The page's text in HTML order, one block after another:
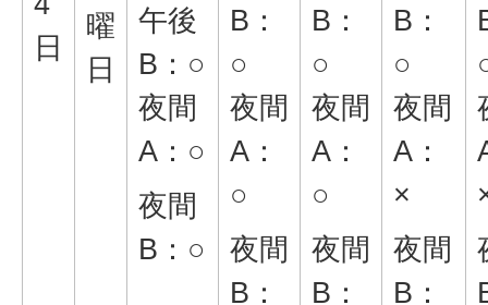
日
曜
日
午後
B：○
夜間
A：○
夜間
B：○
B：
○
夜間
A：
○
夜間
B：
B：
○
夜間
A：
○
夜間
B：
B：
○
夜間
A：
×
夜間
B：